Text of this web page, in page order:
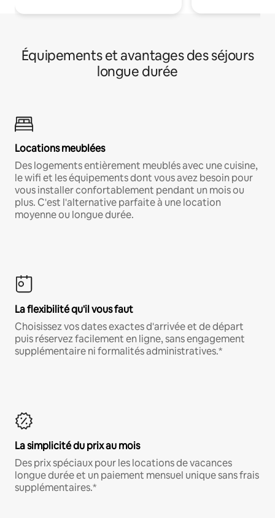
Équipements et avantages des séjours
longue durée
Locations meublées
Des logements entièrement meublés avec une cuisine,
le wifi et les équipements dont vous avez besoin pour
vous installer confortablement pendant un mois ou
plus. C'est l'alternative parfaite à une location
moyenne ou longue durée.
La flexibilité qu'il vous faut
Choisissez vos dates exactes d'arrivée et de départ
puis réservez facilement en ligne, sans engagement
supplémentaire ni formalités administratives.*
La simplicité du prix au mois
Des prix spéciaux pour les locations de vacances
longue durée et un paiement mensuel unique sans frais
supplémentaires.*